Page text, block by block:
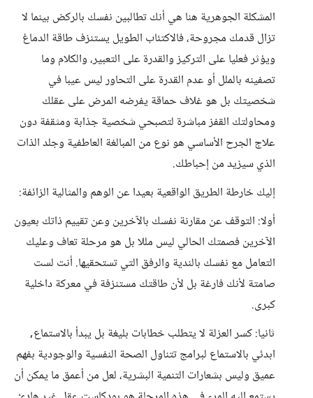
المشكلة الجوهرية هنا هي أنك تطالبين نفسك بالركض بينما لا
تزال قدمك مجروحة، فالاكتئاب الطويل يستنزف طاقة الدماغ
ويؤثر فعليا على التركيز والقدرة على التعبير، والكلام وما
تصفينه بالملل أو عدم القدرة على التحاور ليس عيبا في
شخصيتك بل هو غلاف حماقة يفرضه المرض على عقلك
ومحاولتك القفز مباشرة لتصبحي شخصية جذابة ومثقفة دون
علاج الجرح الأساسي هو نوع من المبالغة العاطفية وجلد الذات
الذي سيزيد من إحباطك.
إليك خارطة الطريق الواقعية بعيدا عن الوهم والمثالية الزائفة:
أولا: التوقف عن مقارنة نفسك بالآخرين وعن تقييم ذاتك بعيون
الآخرين فصمتك الحالي ليس مللا بل هو مرحلة تعاف وعليك
التعامل مع نفسك بالندية والرفق التي تستحقيها. أنت لست
صامتة لأنك فارغة بل لأن طاقتك مستنزفة في معركة داخلية
كبرى.
ثانيا: كسر العزلة لا يتطلب خطابات بليغة بل يبدأ بالاستماع,
ابدئي بالاستماع لبرامج تتناول الصحة النفسية والوجودية بفهم
عميق وليس بشعارات التنمية البشرية، لعل من أعمق ما يمكن أن